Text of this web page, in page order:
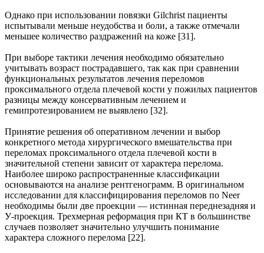
Однако при использовании повязки Gilchrist пациенты
испытывали меньше неудобства и боли, а также отмечали
меньшее количество раздражений на коже [31].
При выборе тактики лечения необходимо обязательно
учитывать возраст пострадавшего, так как при сравнении
функциональных результатов лечения переломов
проксимального отдела плечевой кости у пожилых пациентов
разницы между консервативным лечением и
гемипротезированием не выявлено [32].
Принятие решения об оперативном лечении и выбор
конкретного метода хирургического вмешательства при
переломах проксимального отдела плечевой кости в
значительной степени зависит от характера перелома.
Наиболее широко распространенные классификации
основываются на анализе рентгенограмм. В оригинальном
исследовании для классифицирования переломов по Neer
необходимы были две проекции — истинная переднезадняя и
У-проекция. Трехмерная реформация при КТ в большинстве
случаев позволяет значительно улучшить понимание
характера сложного перелома [22].